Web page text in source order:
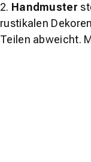
2. Handmuster
rustikalen
Teilen abweicht.